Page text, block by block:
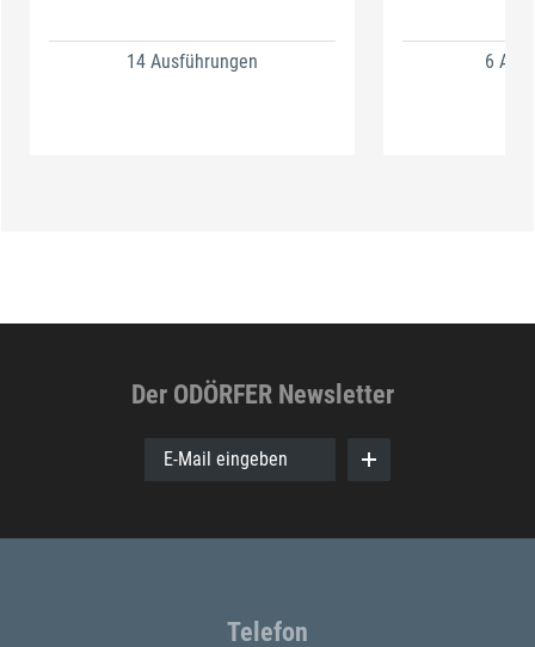
14 Ausführungen 6
Der ODÖRFER Newsletter
E-Mail eingeben
Telefon